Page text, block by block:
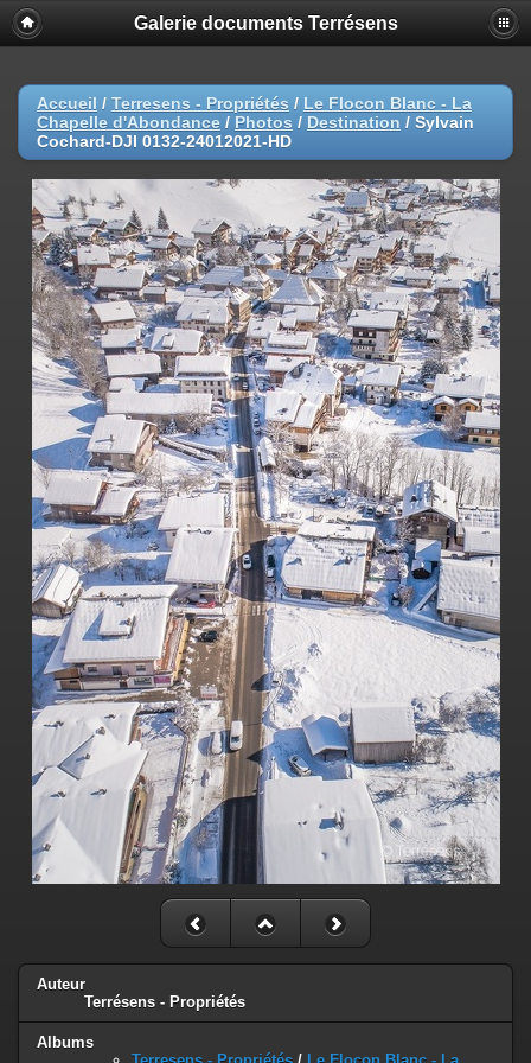
Galerie documents Terrésens
Accueil / Terresens - Propriétés / Le Flocon Blanc - La
Chapelle d'Abondance / Photos / Destination / Sylvain
Cochard-DJI 0132-24012021-HD
Auteur
Terrésens - Propriétés
Albums